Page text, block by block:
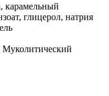
карамельный
глицерол, натрия
Муколитический